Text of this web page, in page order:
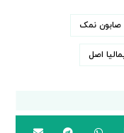
صابون نمک
اصل